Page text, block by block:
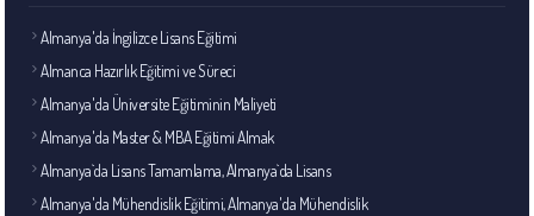
Almanya'da İngilizce Lisans Eğitimi
Almanca Hazırlık Eğitimi ve Süreci
Almanya'da Üniversite Eğitiminin Maliyeti
Almanya'da Master & MBA Eğitimi Almak
Almanya`da Lisans Tamamlama, Almanya`da Lisans
Almanya'da Mühendislik Eğitimi, Almanya'da Mühendislik